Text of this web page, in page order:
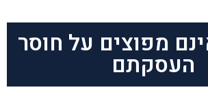
מפוצים על חוסר
העסקתם